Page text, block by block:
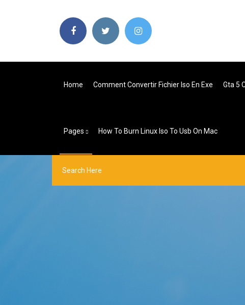
Home Comment Convertir Fichier Iso En Exe Gta 5
Pages How To Burn Linux Iso To Usb On Mac